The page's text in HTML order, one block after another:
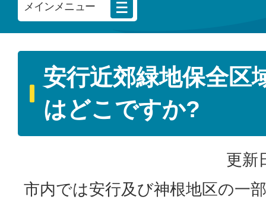
メインメニュー
安行近郊緑地保全区
はどこですか?
更新
市内では安行及び神根地区の一